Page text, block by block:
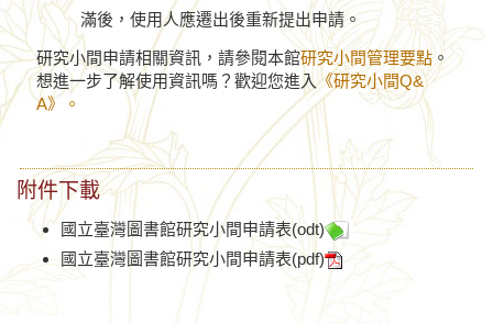
滿後，使用人應遷出後重新提出申請。
研究小間申請相關資訊，請參閱本館研究小間管理要點。
想進一步了解使用資訊嗎？歡迎您進入《研究小間Q&
A》。
附件下載
國立臺灣圖書館研究小間申請表(odt)
國立臺灣圖書館研究小間申請表(pdf)